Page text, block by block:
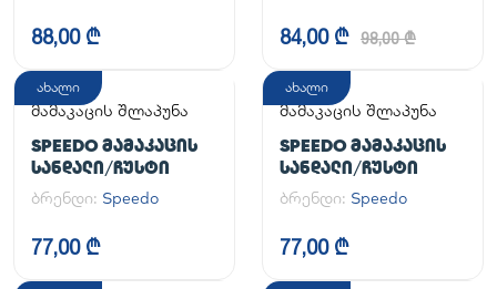
88,00 ₾ 84,00 ₾ 98,00 ₾
ახალი
მამაკაცის შლაპუნა
SPEEDO ᲛᲐᲛᲐᲙᲐᲪᲘᲡ
ᲡᲐᲜᲓᲐᲚᲘ/ᲩᲣᲡᲢᲘ
ბრენდი: Speedo
77,00 ₾
ახალი
მამაკაცის შლაპუნა
SPEEDO ᲛᲐᲛᲐᲙᲐᲪᲘᲡ
ᲡᲐᲜᲓᲐᲚᲘ/ᲩᲣᲡᲢᲘ
ბრენდი: Speedo
77,00 ₾